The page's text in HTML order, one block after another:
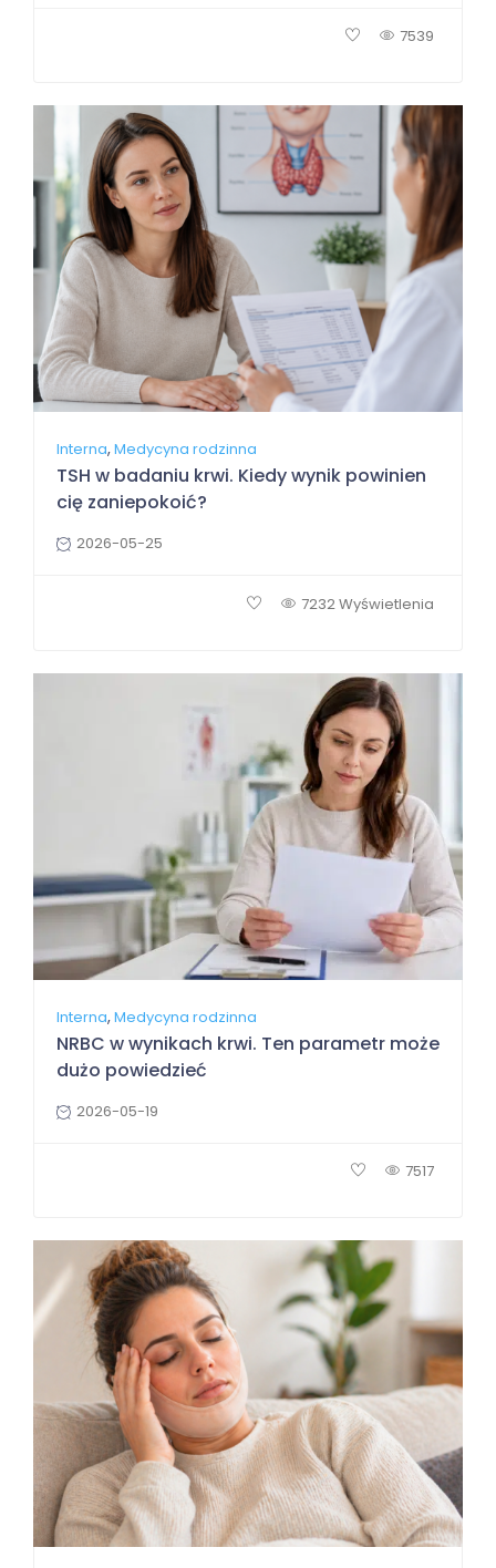
7539
Interna,Medycyna rodzinna
TSH w badaniu krwi. Kiedy wynik powinien
cię zaniepokoić?
2026-05-25
7232 Wyświetlenia
Interna,Medycyna rodzinna
NRBC w wynikach krwi. Ten parametr może
dużo powiedzieć
2026-05-19
7517